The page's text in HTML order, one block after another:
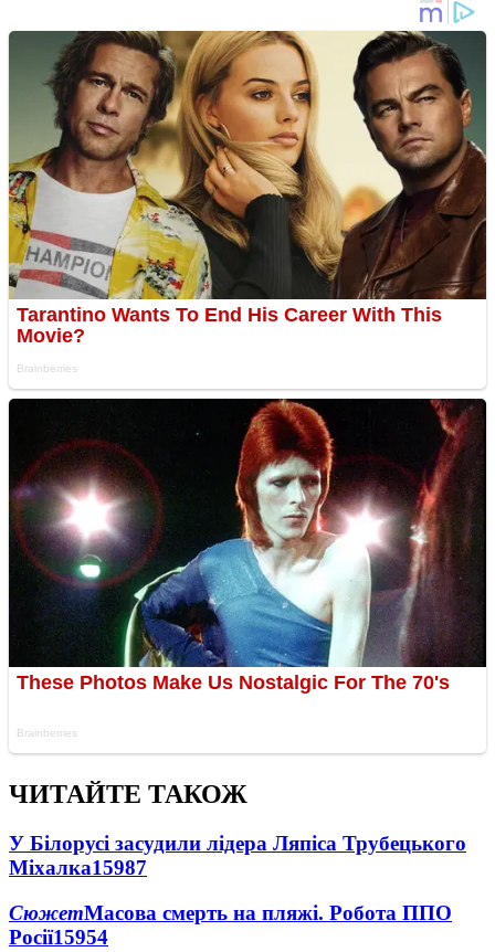
ЧИТАЙТЕ ТАКОЖ
У Білорусі засудили лідера Ляпіса Трубецького
Міхалка15987
СюжетМасова смерть на пляжі. Робота ППО
Росії15954